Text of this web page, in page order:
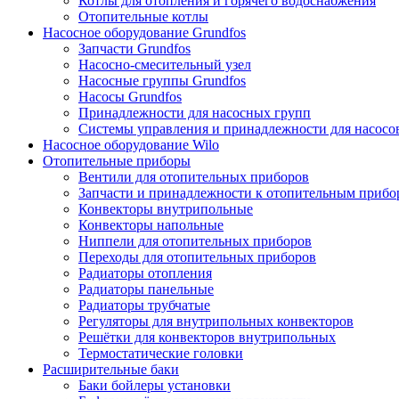
Отопительные котлы
Насосное оборудование Grundfos
Запчасти Grundfos
Насосно-смесительный узел
Насосные группы Grundfos
Насосы Grundfos
Принадлежности для насосных групп
Системы управления и принадлежности для
Насосное оборудование Wilo
Отопительные приборы
Вентили для отопительных приборов
Запчасти и принадлежности к отопительным
Конвекторы внутрипольные
Конвекторы напольные
Ниппели для отопительных приборов
Переходы для отопительных приборов
Радиаторы отопления
Радиаторы панельные
Радиаторы трубчатые
Регуляторы для внутрипольных конвекторов
Решётки для конвекторов внутрипольных
Термостатические головки
Расширительные баки
Баки бойлеры установки